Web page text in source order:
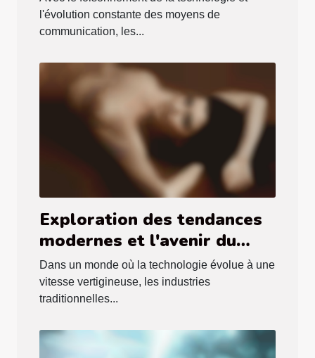
expériences interactives en
haute définition
l'évolution constante des moyens de
communication, les...
Exploration des tendances
modernes et l'avenir du
téléphone rose dans la
société numérique
Dans un monde où la technologie évolue à une
vitesse vertigineuse, les industries
traditionnelles...